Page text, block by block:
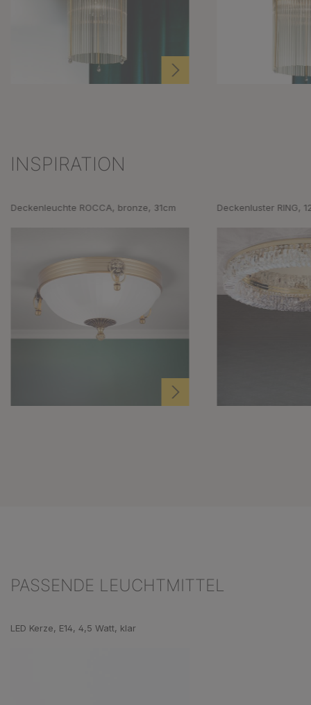
Produktgalerie überspringen
INSPIRATION
Deckenleuchte ROCCA, bronze, 31cm Deckenluster RING,
PASSENDE LEUCHTMITTEL
LED Kerze, E14, 4,5 Watt, klar